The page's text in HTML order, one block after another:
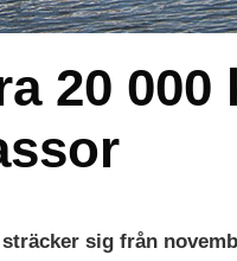
20 000
sig från